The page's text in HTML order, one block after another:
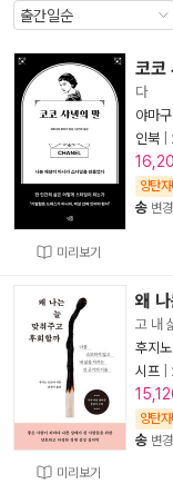
미리보기
코코
다
야마
인북
양탄
송 변경
미리보기
왜
고 내
후지
시프
양탄
송 변경